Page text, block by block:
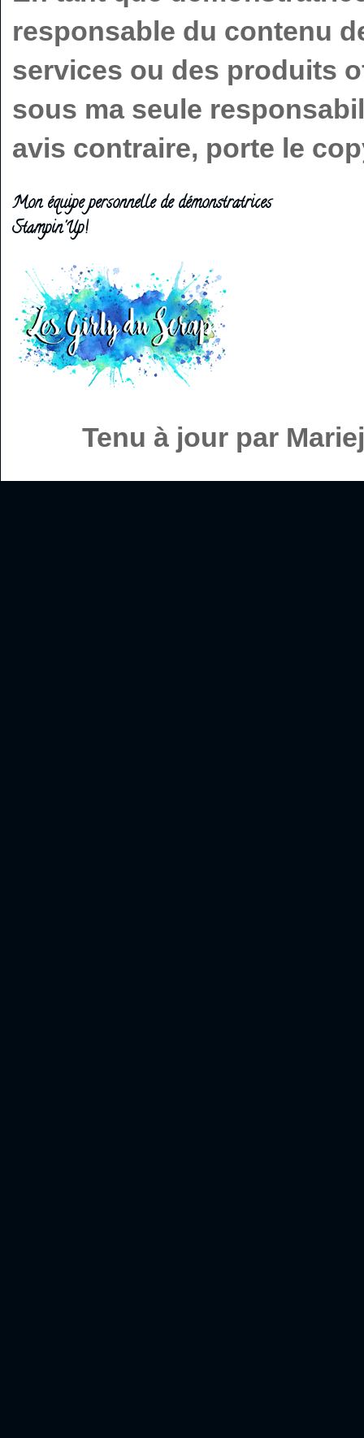
responsable du contenu
services ou des produits
sous ma seule
avis contraire, porte le
Mon équipe personnelle de démonstratrices
Stampin'Up!
Tenu à jour par